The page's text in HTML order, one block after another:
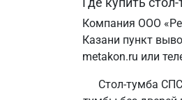
Компания ООО
Казани пункт
metakon.ru или
Стол-тумба